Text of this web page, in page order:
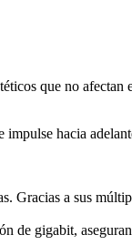
que no afectan
hacia
a sus
gigabit,